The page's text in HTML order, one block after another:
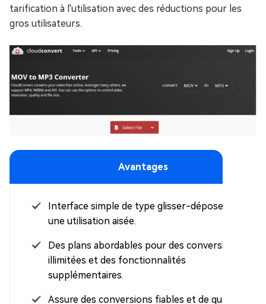
tarification à l'utilisation avec des réductions pour les
gros utilisateurs.
Avantages
Interface simple de type glisser-déposer pour
une utilisation aisée.
Des plans abordables pour des conversions
illimitées et des fonctionnalités
supplémentaires.
Assure des conversions fiables et de qualité.